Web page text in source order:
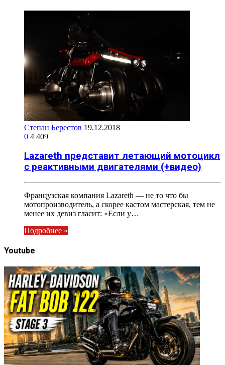
Степан Берестов 19.12.2018
0 4 409
Lazareth представит летающий мотоцикл
с реактивными двигателями (+видео)
Французская компания Lazareth — не то что бы
мотопроизводитель, а скорее кастом мастерская, тем не
менее их девиз гласит: «Если у…
Подробнее »
Youtube